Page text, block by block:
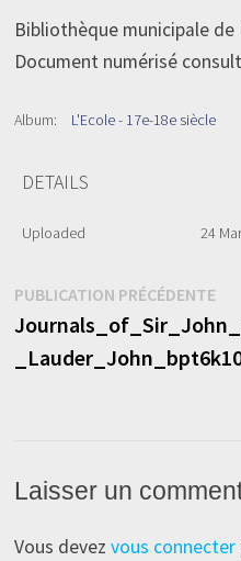
Bibliothèque municipale de
Document numérisé
Album: L'Ecole - 17e-18e siècle
DETAILS
Uploaded 24
Navigation
de
l’article
PUBLICATION PRÉCÉDENTE
Laisser un
Vous devez vous connecter